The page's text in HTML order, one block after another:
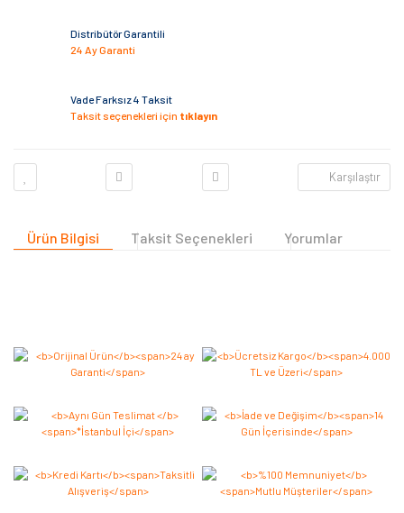
Distribütör Garantili
24 Ay Garanti
Vade Farksız 4 Taksit
Taksit seçenekleri için tıklayın
Karşılaştır
Ürün Bilgisi Taksit Seçenekleri Yorumlar